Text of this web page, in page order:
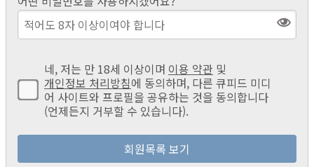
네, 저는 만 18세 이상이며 이용 약관 및
개인정보 처리방침에 동의하며, 다른 큐피드 미디
어 사이트와 프로필을 공유하는 것을 동의합니다
(언제든지 거부할 수 있습니다).